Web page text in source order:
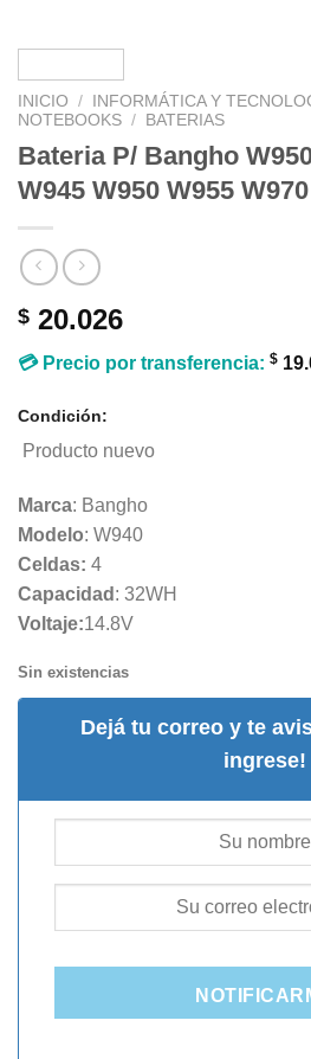
INICIO / INFORMÁTICA Y
NOTEBOOKS / BATERIAS
Bateria P/ Bangho
W945 W950 W955 W970
$ 20.026
💳 Precio por transferencia: $
Condición:
Producto nuevo
Marca: Bangho
Modelo: W940
Celdas: 4
Capacidad : 32WH
Voltaje:14.8V
Sin existencias
Dejá tu correo y te
ingrese!